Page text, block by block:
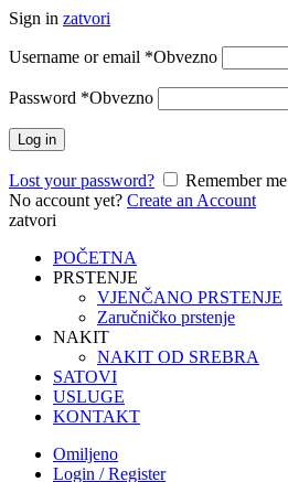
Sign in zatvori
Username or email *Obvezno
Password *Obvezno
Log in
Lost your password?
Remember me
No account yet? Create an Account
zatvori
POČETNA
PRSTENJE
VJENČANO PRSTENJE
Zaručničko prstenje
NAKIT
NAKIT OD SREBRA
SATOVI
USLUGE
KONTAKT
Omiljeno
Login / Register